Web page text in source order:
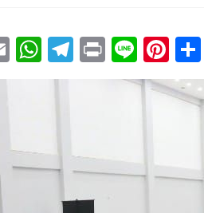
EmailWhatsApp
Telegram
PrintLine